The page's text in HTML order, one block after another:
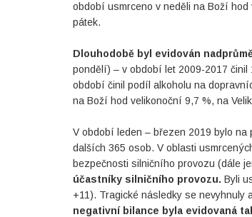
období usmrceno v neděli na Boží
pátek.
Dlouhodobě byl evidován
pondělí) – v období let 2009-2017
období činil podíl alkoholu na
na Boží hod velikonoční 9,7 %, na
V období leden – březen 2019 bylo
dalších 365 osob. V oblasti
bezpečnosti silničního provozu (dále
účastníky silničního provozu. Byli
+11). Tragické následky se nevyhnuly
negativní bilance byla evidovaná